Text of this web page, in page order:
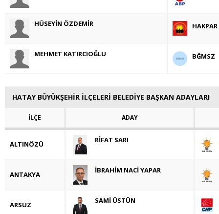
HÜSEYİN ÖZDEMİR HAKPAR
MEHMET KATIRCIOĞLU BĞMSZ
HATAY BÜYÜKŞEHİR İLÇELERİ BELEDİYE BAŞKAN ADAYLARI
İLÇE ADAY
ALTINÖZÜ RİFAT SARI
ANTAKYA İBRAHİM NACİ YAPAR
ARSUZ SAMİ ÜSTÜN